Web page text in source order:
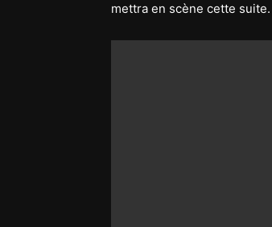
mettra en scène cette suite.